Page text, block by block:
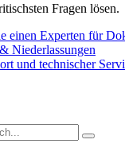
Fragen lösen.
einen Experten für
Niederlassungen
und technischer